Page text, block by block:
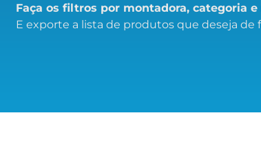
Faça os filtros por montadora, categoria e
E exporte a lista de produtos que deseja de